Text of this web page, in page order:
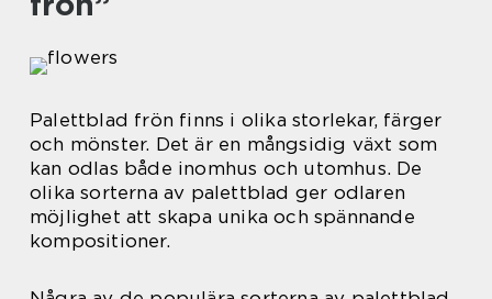
Palettblad frön finns i olika storlekar, färger
och mönster. Det är en mångsidig växt som
kan odlas både inomhus och utomhus. De
olika sorterna av palettblad ger odlaren
möjlighet att skapa unika och spännande
kompositioner.